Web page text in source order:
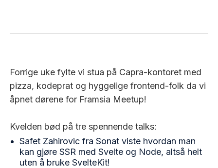
Forrige uke fylte vi stua på Capra-kontoret med
pizza, kodeprat og hyggelige frontend-folk da vi
åpnet dørene for Framsia Meetup!
Kvelden bød på tre spennende talks:
Safet Zahirovic fra Sonat viste hvordan man
kan gjøre SSR med Svelte og Node, altså helt
uten å bruke SvelteKit!